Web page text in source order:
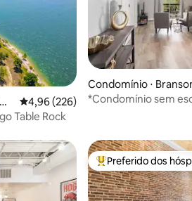
4,96 de uma avaliação média de 5,
4,96 (226)
Table Rock
Condomínio ⋅
*Condomínio sem
Entre os melhores
Preferido dos